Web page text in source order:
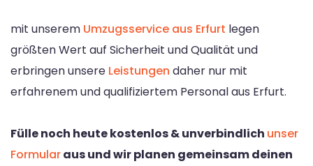
mit unserem Umzugsservice aus Erfurt legen
größten Wert auf Sicherheit und Qualität und
erbringen unsere Leistungen daher nur mit
erfahrenem und qualifiziertem Personal aus Erfurt.
Fülle noch heute kostenlos & unverbindlich unser
Formularaus und wir planen gemeinsam deinen